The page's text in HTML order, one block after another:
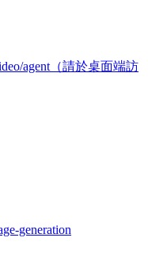
agent（請於桌面端訪
generation